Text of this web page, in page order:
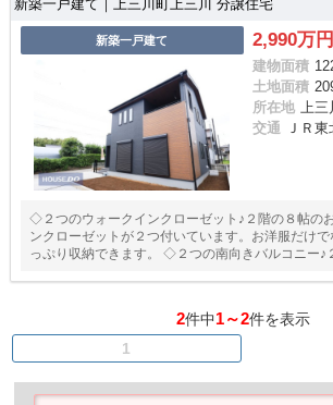
新築一戸建て｜上三川町上三川 分譲住宅
新築一戸建て 2,990万
建物面積
土地面積
所在地 上三
交通 ＪＲ
◇２つのウォークインクローゼット♪２階の８帖の
ンクローゼットが２つ付いています。お洋服だけ
っぷり収納できます。 ◇２つの南向きバルコニー♪
物にしっかり日光が当たるのは早乾きにも繋がり
2件中1～2件を表示
1